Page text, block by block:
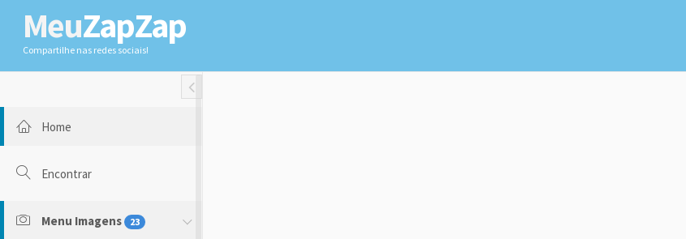
MeuZapZap
Compartilhe nas redes sociais!
Toggle Fullwidth
Home
Encontrar
Menu Imagens 23